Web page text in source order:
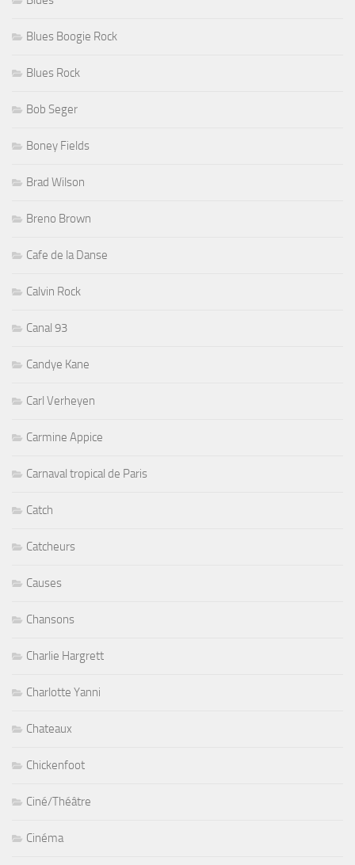
Blues Boogie Rock
Blues Rock
Bob Seger
Boney Fields
Brad Wilson
Breno Brown
Cafe de la Danse
Calvin Rock
Canal 93
Candye Kane
Carl Verheyen
Carmine Appice
Carnaval tropical de Paris
Catch
Catcheurs
Causes
Chansons
Charlie Hargrett
Charlotte Yanni
Chateaux
Chickenfoot
Ciné/Théâtre
Cinéma